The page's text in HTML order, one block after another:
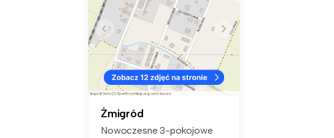
Żmigród
Nowoczesne 3-pokojowe